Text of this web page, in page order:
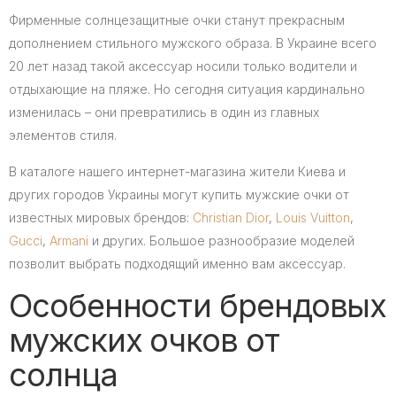
Фирменные солнцезащитные очки станут прекрасным
дополнением стильного мужского образа. В Украине всего
20 лет назад такой аксессуар носили только водители и
отдыхающие на пляже. Но сегодня ситуация кардинально
изменилась – они превратились в один из главных
элементов стиля.
В каталоге нашего интернет-магазина жители Киева и
других городов Украины могут купить мужские очки от
известных мировых брендов: Christian Dior, Louis Vuitton,
Gucci, Armani и других. Большое разнообразие моделей
позволит выбрать подходящий именно вам аксессуар.
Особенности брендовых
мужских очков от
солнца